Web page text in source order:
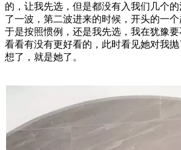
的，让我先选，但是都没有入我们几个
了一波，第二波进来的时候，开头的一个
于是按照惯例，还是我先选，我在犹豫
看看有没有更好看的，此时看见她对我
想了，就是她了。